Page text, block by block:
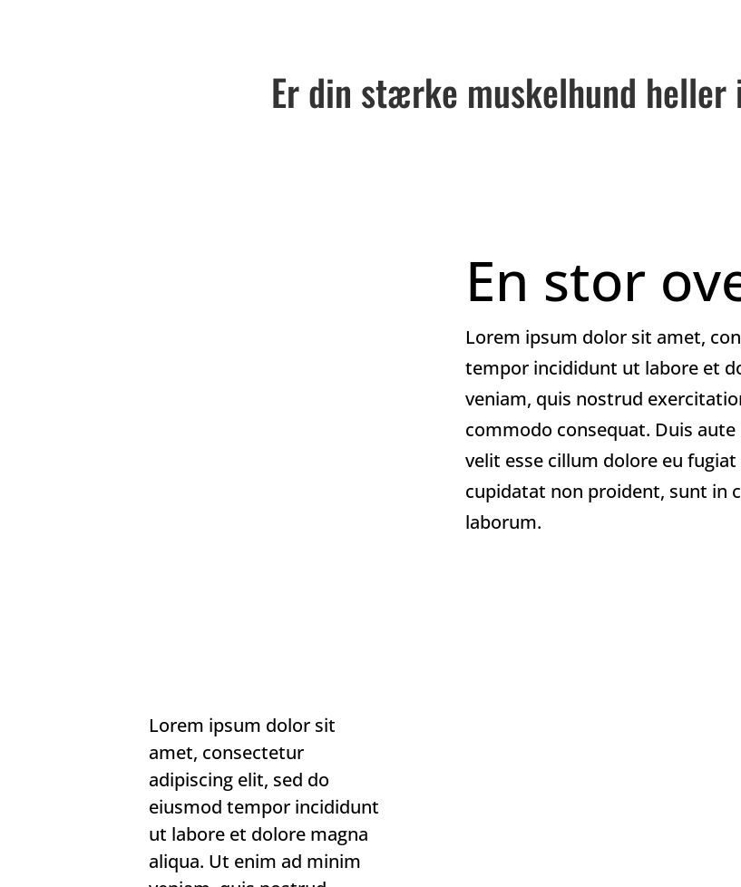
Er din stærke muskelhund
En stor
Lorem ipsum dolor sit amet,
tempor incididunt ut labore et
veniam, quis nostrud
commodo consequat. Duis
velit esse cillum dolore eu
cupidatat non proident, sunt in
laborum.
Lorem ipsum dolor sit
amet, consectetur
adipiscing elit, sed do
eiusmod tempor incididunt
ut labore et dolore magna
aliqua. Ut enim ad minim